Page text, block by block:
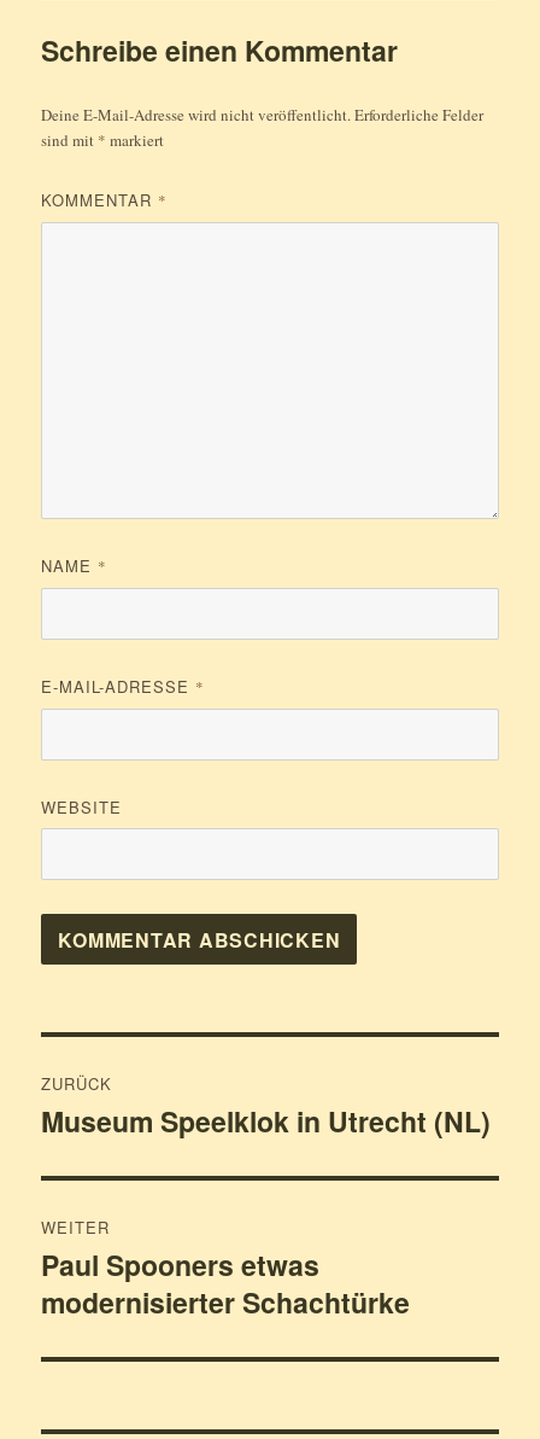
Schreibe einen Kommentar
Deine E-Mail-Adresse wird nicht veröffentlicht.Erforderliche Felder
sind mit * markiert
KOMMENTAR *
NAME *
E-MAIL-ADRESSE *
WEBSITE
ZURÜCK
Vorheriger
Museum Speelklok in Utrecht (NL)
WEITER
Nächster
Beitrag:
Paul Spooners etwas
modernisierter Schachtürke